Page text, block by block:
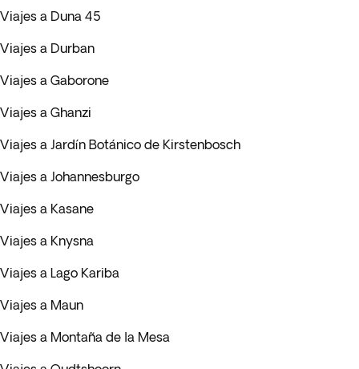
Viajes a Duna 45
Viajes a Durban
Viajes a Gaborone
Viajes a Ghanzi
Viajes a Jardín Botánico de Kirstenbosch
Viajes a Johannesburgo
Viajes a Kasane
Viajes a Knysna
Viajes a Lago Kariba
Viajes a Maun
Viajes a Montaña de la Mesa